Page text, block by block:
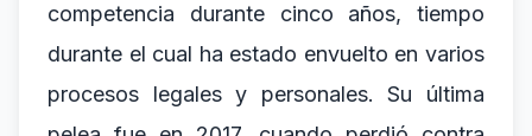
competencia durante cinco años, tiempo
durante el cual ha estado envuelto en varios
procesos legales y personales. Su última